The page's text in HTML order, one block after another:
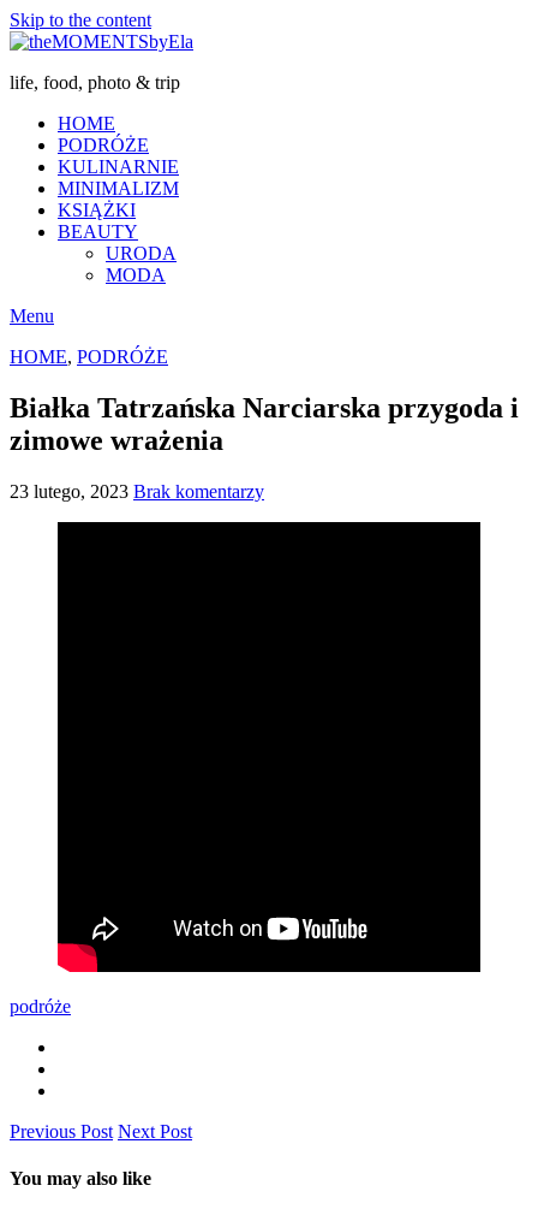
Skip to the content
life, food, photo & trip
HOME
PODRÓŻE
KULINARNIE
MINIMALIZM
KSIĄŻKI
BEAUTY
URODA
MODA
Menu
HOME, PODRÓŻE
Białka Tatrzańska Narciarska przygoda i
zimowe wrażenia
23 lutego, 2023 Brak komentarzy
podróże
Previous Post Next Post
You may also like